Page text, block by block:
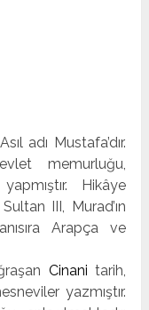
adı Mustafa’dır.
memurluğu,
Hikâye
III, Murad’ın
Arapça ve
Cinani tarih,
yazmıştır.